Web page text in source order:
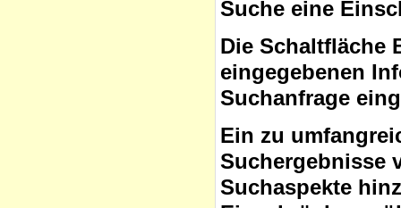
Suche eine
Die Schaltfläche
eingegebenen
Suchanfrage
Ein zu
Suchergebnisse
Suchaspekte